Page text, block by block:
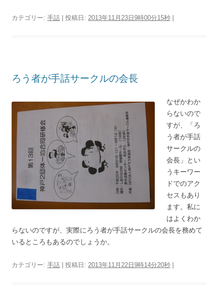
カテゴリー: 手話 | 投稿日: 2013年11月23日9時00分15秒
ろう者が手話サークルの会長
なぜかわか
らないので
すが、「ろ
う者が手話
サークルの
会長」とい
うキーワー
ドでのアク
セスもあり
ます。私に
はよくわか
らないのですが、実際にろう者が手話サークルの会長を務めて
いるところもあるのでしょうか。
カテゴリー: 手話 | 投稿日: 2013年11月22日9時14分20秒